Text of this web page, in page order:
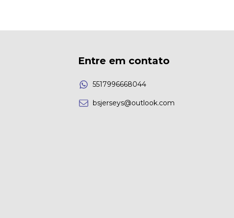
Entre em contato
5517996668044
bsjerseys@outlook.com